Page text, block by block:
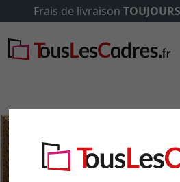
livraisonTOUJOURS8,95 €